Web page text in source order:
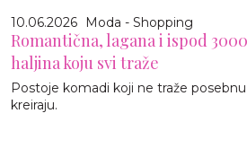
10.06.2026 Moda - Shopping
Romantična, lagana i ispod
haljina koju svi traže
Postoje komadi koji ne traže
kreiraju.